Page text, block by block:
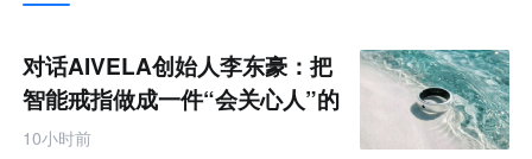
来
零
售
跨
境
对话AIVELA创始人李东豪：把
智能戒指做成一件“会关心人”的
饰品
10小时前